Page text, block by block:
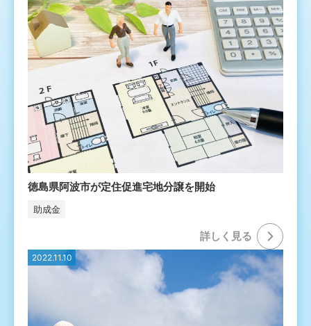
徳島県阿波市が定住促進宅地分譲を開始
助成金
詳しく⾒る
2022.11.10